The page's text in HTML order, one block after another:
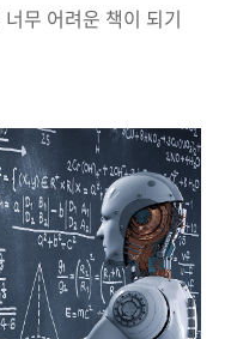
너무 어려운 책이 되기